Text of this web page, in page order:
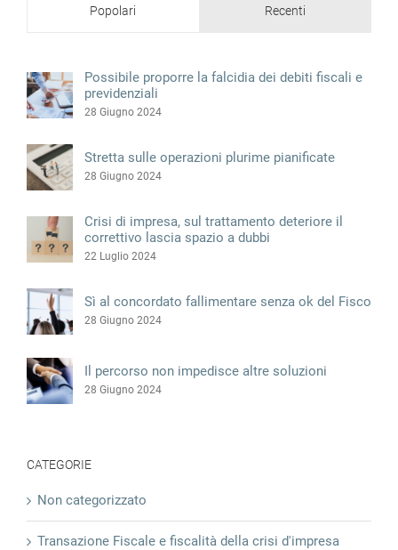
28 Giugno 2024
Stretta sulle operazioni plurime pianificate
Crisi di impresa, sul trattamento deteriore il
22 Luglio 2024
Sì al concordato fallimentare senza ok del Fisco
Non categorizzato
Transazione Fiscale e fiscalità della crisi d'impresa